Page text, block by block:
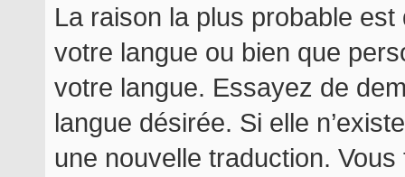
La raison la plus probable est
votre langue ou bien que
votre langue. Essayez de
langue désirée. Si elle
une nouvelle traduction.